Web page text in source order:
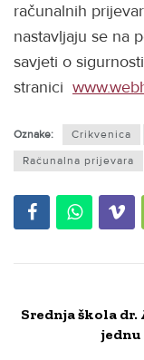
računalnih
nastavljaju se na
savjeti o
stranici
Oznake: Crikvenica
Računalna prijevara
Srednja škola